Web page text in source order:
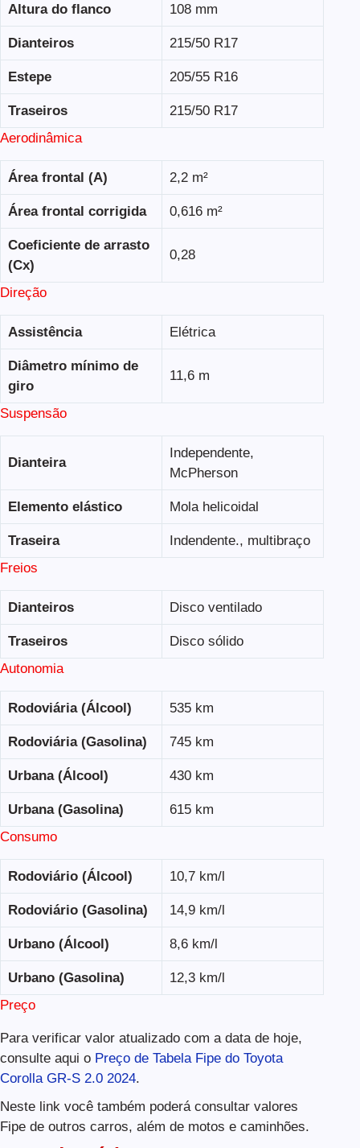
Altura do flanco 108 mm
Dianteiros 215/50 R17
Estepe 205/55 R16
Traseiros
215/50 R17
Aerodinâmica
Área frontal (A) 2,2 m²
Área frontal corrigida 0,616 m²
Coeficiente de arrasto
(Cx)
0,28
Direção
Assistência Elétrica
Diâmetro mínimo de
giro
11,6 m
Suspensão
Dianteira
Independente,
McPherson
Elemento elástico Mola helicoidal
Traseira
Indendente., multibraço
Freios
Dianteiros Disco ventilado
Traseiros
Disco sólido
Autonomia
Rodoviária (Álcool) 535 km
Rodoviária (Gasolina) 745 km
Urbana (Álcool) 430 km
Urbana (Gasolina)
615 km
Consumo
Rodoviário (Álcool) 10,7 km/l
Rodoviário (Gasolina) 14,9 km/l
Urbano (Álcool) 8,6 km/l
Urbano (Gasolina)
12,3 km/l
Preço
Para verificar valor atualizado com a data de hoje,
consulte aqui o Preço de Tabela Fipe do Toyota
Corolla GR-S 2.0 2024.
Neste link você também poderá consultar valores
Fipe de outros carros, além de motos e caminhões.